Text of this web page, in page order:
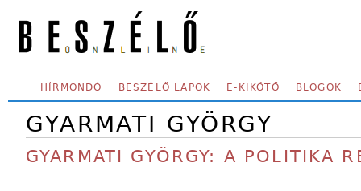
SECONDARY MENU
HÍRMONDÓ BESZÉLŐ LAPOK E-KIKÖTŐ BLOGOK
GYARMATI GYÖRGY
GYARMATI GYÖRGY: A POLITIKA